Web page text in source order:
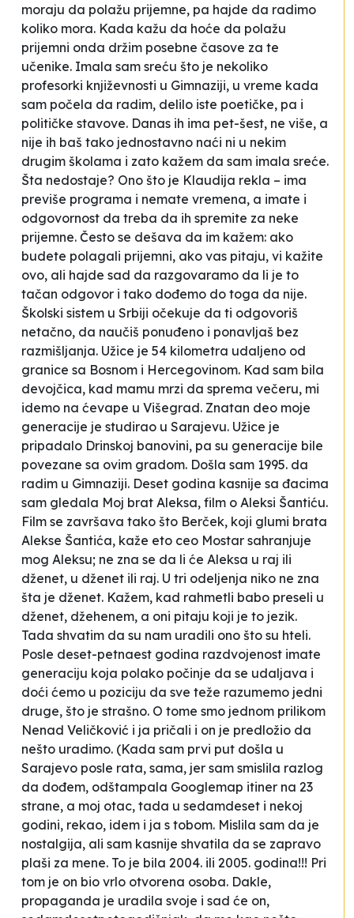
moraju da polažu prijemne, pa hajde da radimo
koliko mora. Kada kažu da hoće da polažu
prijemni onda držim posebne časove za te
učenike. Imala sam sreću što je nekoliko
profesorki književnosti u Gimnaziji, u vreme kada
sam počela da radim, delilo iste poetičke, pa i
političke stavove. Danas ih ima pet-šest, ne više, a
nije ih baš tako jednostavno naći ni u nekim
drugim školama i zato kažem da sam imala sreće.
Šta nedostaje? Ono što je Klaudija rekla – ima
previše programa i nemate vremena, a imate i
odgovornost da treba da ih spremite za neke
prijemne. Često se dešava da im kažem: ako
budete polagali prijemni, ako vas pitaju, vi kažite
ovo, ali hajde sad da razgovaramo da li je to
tačan odgovor i tako dođemo do toga da nije.
Školski sistem u Srbiji očekuje da ti odgovoriš
netačno, da naučiš ponuđeno i ponavljaš bez
razmišljanja. Užice je 54 kilometra udaljeno od
granice sa Bosnom i Hercegovinom. Kad sam bila
devojčica, kad mamu mrzi da sprema večeru, mi
idemo na ćevape u Višegrad. Znatan deo moje
generacije je studirao u Sarajevu. Užice je
pripadalo Drinskoj banovini, pa su generacije bile
povezane sa ovim gradom. Došla sam 1995. da
radim u Gimnaziji. Deset godina kasnije sa đacima
sam gledala Moj brat Aleksa, film o Aleksi Šantiću.
Film se završava tako što Berček, koji glumi brata
Alekse Šantića, kaže eto ceo Mostar sahranjuje
mog Aleksu; ne zna se da li će Aleksa u raj ili
dženet, u dženet ili raj. U tri odeljenja niko ne zna
šta je dženet. Kažem, kad rahmetli babo preseli u
dženet, džehenem, a oni pitaju koji je to jezik.
Tada shvatim da su nam uradili ono što su hteli.
Posle deset-petnaest godina razdvojenost imate
generaciju koja polako počinje da se udaljava i
doći ćemo u poziciju da sve teže razumemo jedni
druge, što je strašno. O tome smo jednom prilikom
Nenad Veličković i ja pričali i on je predložio da
nešto uradimo. (Kada sam prvi put došla u
Sarajevo posle rata, sama, jer sam smislila razlog
da dođem, odštampala Googlemap itiner na 23
strane, a moj otac, tada u sedamdeset i nekoj
godini, rekao, idem i ja s tobom. Mislila sam da je
nostalgija, ali sam kasnije shvatila da se zapravo
plaši za mene. To je bila 2004. ili 2005. godina!!! Pri
tom je on bio vrlo otvorena osoba. Dakle,
propaganda je uradila svoje i sad će on,